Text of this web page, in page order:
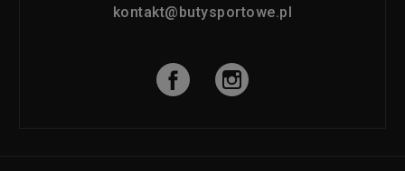
kontakt@butysportowe.pl